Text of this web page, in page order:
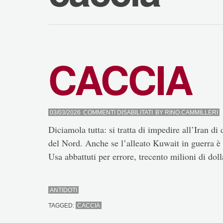
CACCIA
03/03/2026 COMMENTI DISABILITATISUBY RINO.CAMMILLERI
Diciamola tutta: si tratta di impedire all’Iran di
del Nord. Anche se l’alleato Kuwait in guerra
Usa abbattuti per errore, trecento milioni di
ANTIDOTI
TAGGED: CACCIA